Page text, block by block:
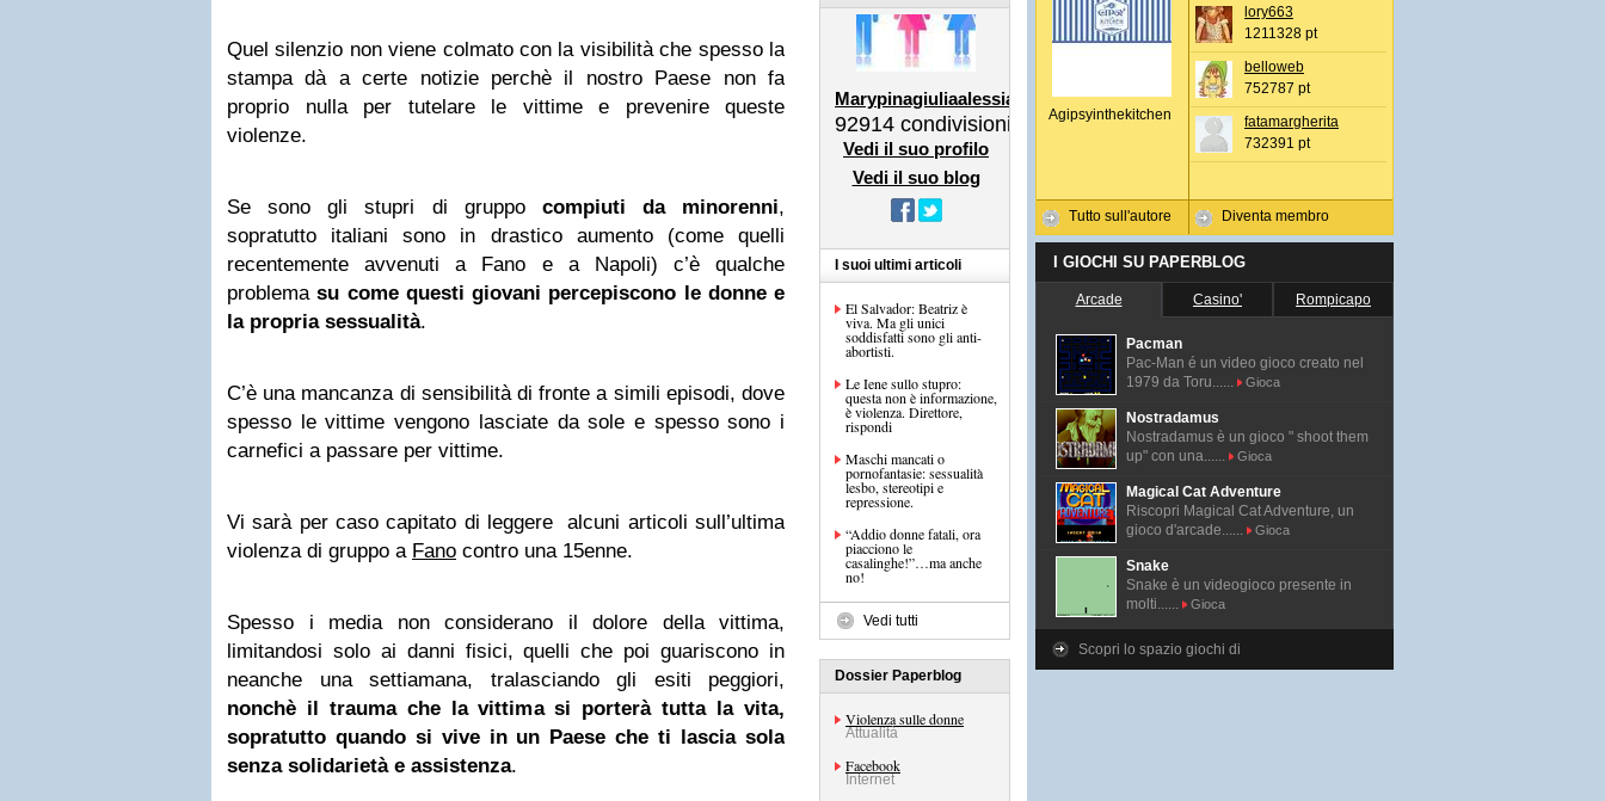
Quel silenzio non viene colmato con la visibilità che spesso la
stampa dà a certe notizie perchè il nostro Paese non fa
proprio nulla per tutelare le vittime e prevenire queste
violenze.
Se sono gli stupri di gruppo compiuti da minorenni,
sopratutto italiani sono in drastico aumento (come quelli
recentemente avvenuti a Fano e a Napoli) c’è qualche
problemasu come questi giovani percepiscono le donne e
la propria sessualità.
C’è una mancanza di sensibilità di fronte a simili episodi, dove
spesso le vittime vengono lasciate da sole e spesso sono i
carnefici a passare per vittime.
Vi sarà per caso capitato di leggere alcuni articoli sull’ultima
violenza di gruppo a Fano contro una 15enne.
Spesso i media non considerano il dolore della vittima,
limitandosi solo ai danni fisici, quelli che poi guariscono in
neanche una settiamana, tralasciando gli esiti peggiori,
nonchè il trauma che la vittima si porterà tutta la vita,
sopratutto quando si vive in un Paese che ti lascia sola
senza solidarietà e assistenza.
Marypinagiuliaalessiafabiana
92914 condivisioni
Vedi il suo profilo
Vedi il suo blog
I suoi ultimi articoli
El Salvador: Beatriz è
viva. Ma gli unici
soddisfatti sono gli anti-
abortisti.
Le Iene sullo stupro:
questa non è informazione,
è violenza. Direttore,
rispondi
Maschi mancati o
pornofantasie: sessualità
lesbo, stereotipi e
repressione.
“Addio donne fatali, ora
piacciono le
casalinghe!”…ma anche
no!
Vedi tutti
Dossier Paperblog
Violenza sulle donne
Attualità
Facebook
Internet
Agipsyinthekitchen
Tutto sull'autore
lory663
1211328 pt
belloweb
752787 pt
fatamargherita
732391 pt
Diventa membro
I GIOCHI SU PAPERBLOG
Arcade Casino' Rompicapo
Pacman
Pac-Man é un video gioco creato nel
1979 da Toru......
Gioca
Nostradamus
Nostradamus è un gioco " shoot them
up" con una......
Gioca
Magical Cat Adventure
Riscopri Magical Cat Adventure, un
gioco d'arcade......
Gioca
Snake
Snake è un videogioco presente in
molti......
Gioca
Scopri lo spazio giochi di